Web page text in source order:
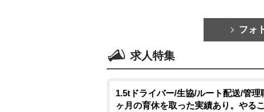
フォ
求人特集
1.5tドライバー/生協/ルート配送/管理
ヶ月の育休を取った実績あり。やる